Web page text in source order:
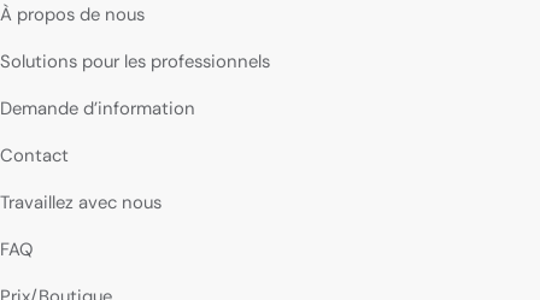
À propos de nous
Solutions pour les professionnels
Demande d’information
Contact
Travaillez avec nous
FAQ